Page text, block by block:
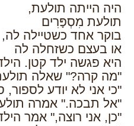
היה הייתה תולעת,
תולעת מִסְפָּרִים
בוקר אחד כשטיילה לה,
או בעצם כשזחלה לה
היא פגשה ילד קטן.
"מה קרה?" שאלה
"כי אני לא יודע לספור,
"אל תבכה." אמרה
"כן, אני רוצה," אמר